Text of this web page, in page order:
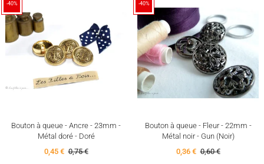
-40%
Bouton à queue - Ancre - 23mm -
Métal doré - Doré
0,45 € 0,75 €
-40%
Bouton à queue - Fleur - 22mm -
Métal noir - Gun (Noir)
0,36 € 0,60 €